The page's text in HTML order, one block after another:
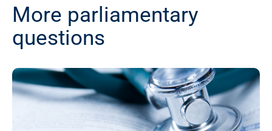
More parliamentary
questions